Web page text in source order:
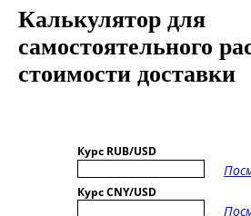
Калькулятор для
самостоятельного
стоимости доставки
Курс RUB/USD
Курс CNY/USD